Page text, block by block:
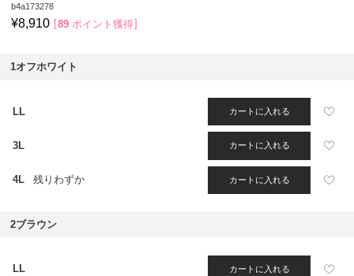
b4a173278
¥8,910 89 ポイント獲得
1オフホワイト
LL カートに入れる
3L カートに入れる
4L 残りわずか カートに入れる
2ブラウン
LL カートに入れる